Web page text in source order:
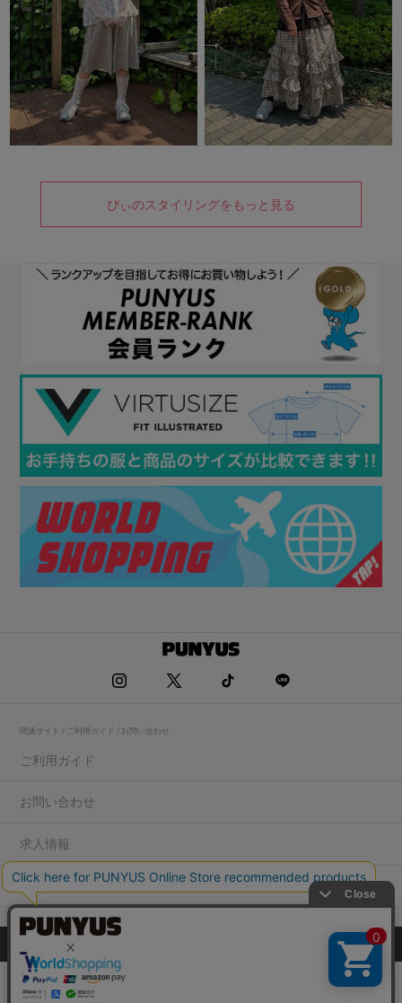
ぴぃのスタイリングをもっと見る
関連サイト / ご利用ガイド / お問い合わせ
ご利用ガイド
お問い合わせ
求人情報
店舗一覧
プライバシーポリシー